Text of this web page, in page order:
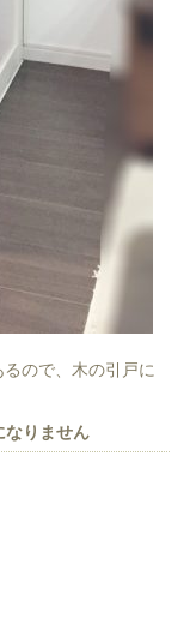
ので、木の引戸に
なりません